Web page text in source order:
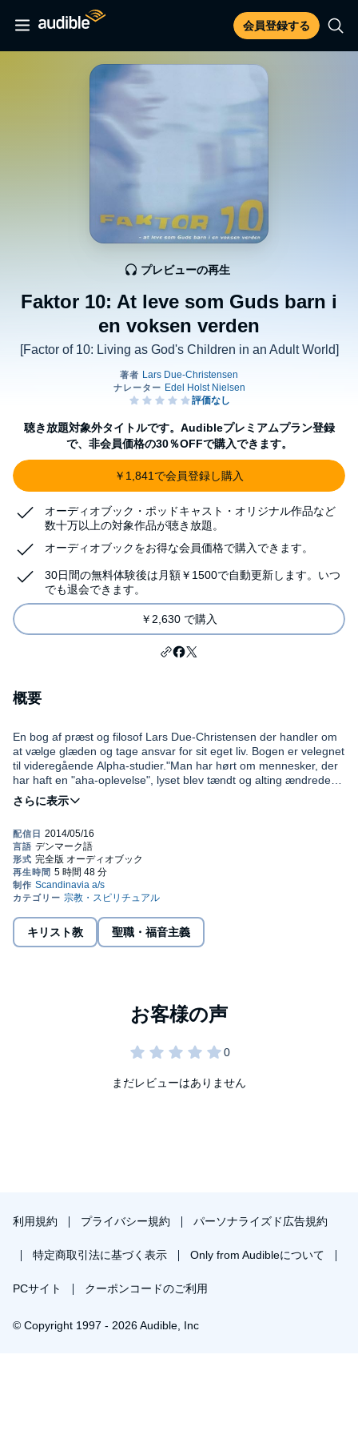
会員登録する
Faktor 10: At leve som Guds barn i
en voksen verden
[Factor of 10: Living as God's Children in an Adult World]
プレビューの再生
聴き放題対象外タイトルです。Audibleプレミアムプラン登録
で、非会員価格の30％OFFで購入できます。
￥1,841で会員登録し購入
オーディオブック・ポッドキャスト・オリジナル作品など
数十万以上の対象作品が聴き放題。
オーディオブックをお得な会員価格で購入できます。
30日間の無料体験後は月額￥1500で自動更新します。いつ
でも退会できます。
￥2,630 で購入
概要
En bog af præst og filosof Lars Due-Christensen der handler om
at vælge glæden og tage ansvar for sit eget liv. Bogen er velegnet
til videregående Alpha-studier."Man har hørt om mennesker, der
har haft en "aha-oplevelse", lyset blev tændt og alting ændrede
sig. Dette skete for mig efter at have fået
hørt oplæget, gik jeg hjem og læste det igen og igen. Og her var
vælger glæden blev en faktor som ikke blot har smurt mig godt og
grundigt ind, men også rørt mig dybt. Så nu oplever jeg, oveni det
nye liv, jeg har fået, også at min måde at handle på er blevet
ændret."- Jenny. Kursist og SAS-medarbejder”I en periode af mit
liv, hvor jeg var meget søgende, har Faktor 10 åbnet en dør til en
mit fundament som kristen og givet mange ”aha-oplevelser”"-
Charlotte. Kursist og Konsulent ”Det, jeg følte ved hver enkelt
os et nyt værktøj, som ”sidder som det skal” - det rammer
kulturelt, det er dagsaktuelt og det er vedrørende. Det er dansk
sammenhænge landet over.”- GABY OLESEN. Pastor og Alpha-
©2002 Lars Due-Christensen (P)2014 Forlaget Scandinavia
キリスト教 聖職・福音主義
まだレビューはありません
利用規約 プライバシー規約 パーソナライズド広告規約
特定商取引法に基づく表示 Only from Audibleについて
PCサイト クーポンコードのご利用
© Copyright 1997 - 2026 Audible, Inc